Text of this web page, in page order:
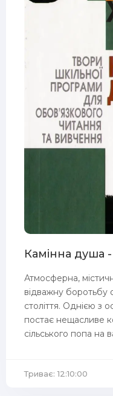
Камінна душа
Атмосферна,
відважну боротьбу
століття. Однією з
постає нещасливе
сільського попа на
Триває: 12:10:00